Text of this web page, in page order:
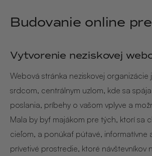
Budovanie online
Vytvorenie neziskovej
Webová stránka neziskovej organizácie
srdcom, centrálnym uzlom, kde sa
poslania, príbehy o vašom vplyve a
Mala by byť majákom pre tých, ktorí sa
cieľom, a ponúkať pútavé, informatívne
prívetivé prostredie, ktoré návštevníkov